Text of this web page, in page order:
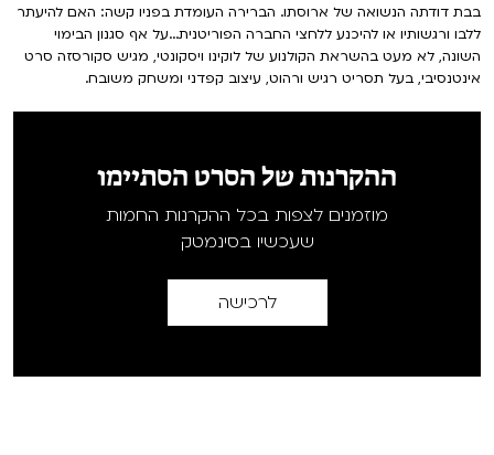
בבת דודתה הנשואה של ארוסתו. הברירה העומדת בפניו קשה: האם להיעתר
ללבו ורגשותיו או להיכנע ללחצי החברה הפוריטנית...על אף סגנון הבימוי
השונה, לא מעט בהשראת הקולנוע של לוקינו ויסקונטי, מגיש סקורסזה סרט
אינטנסיבי, בעל תסריט רגיש ורהוט, עיצוב קפדני ומשחק משובח.
ההקרנות של הסרט הסתיימו
מוזמנים לצפות בכל ההקרנות החמות
שעכשיו בסינמטק
לרכישה